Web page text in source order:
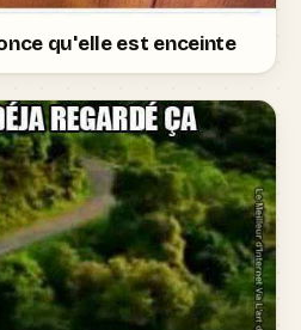
qu'elle est enceinte